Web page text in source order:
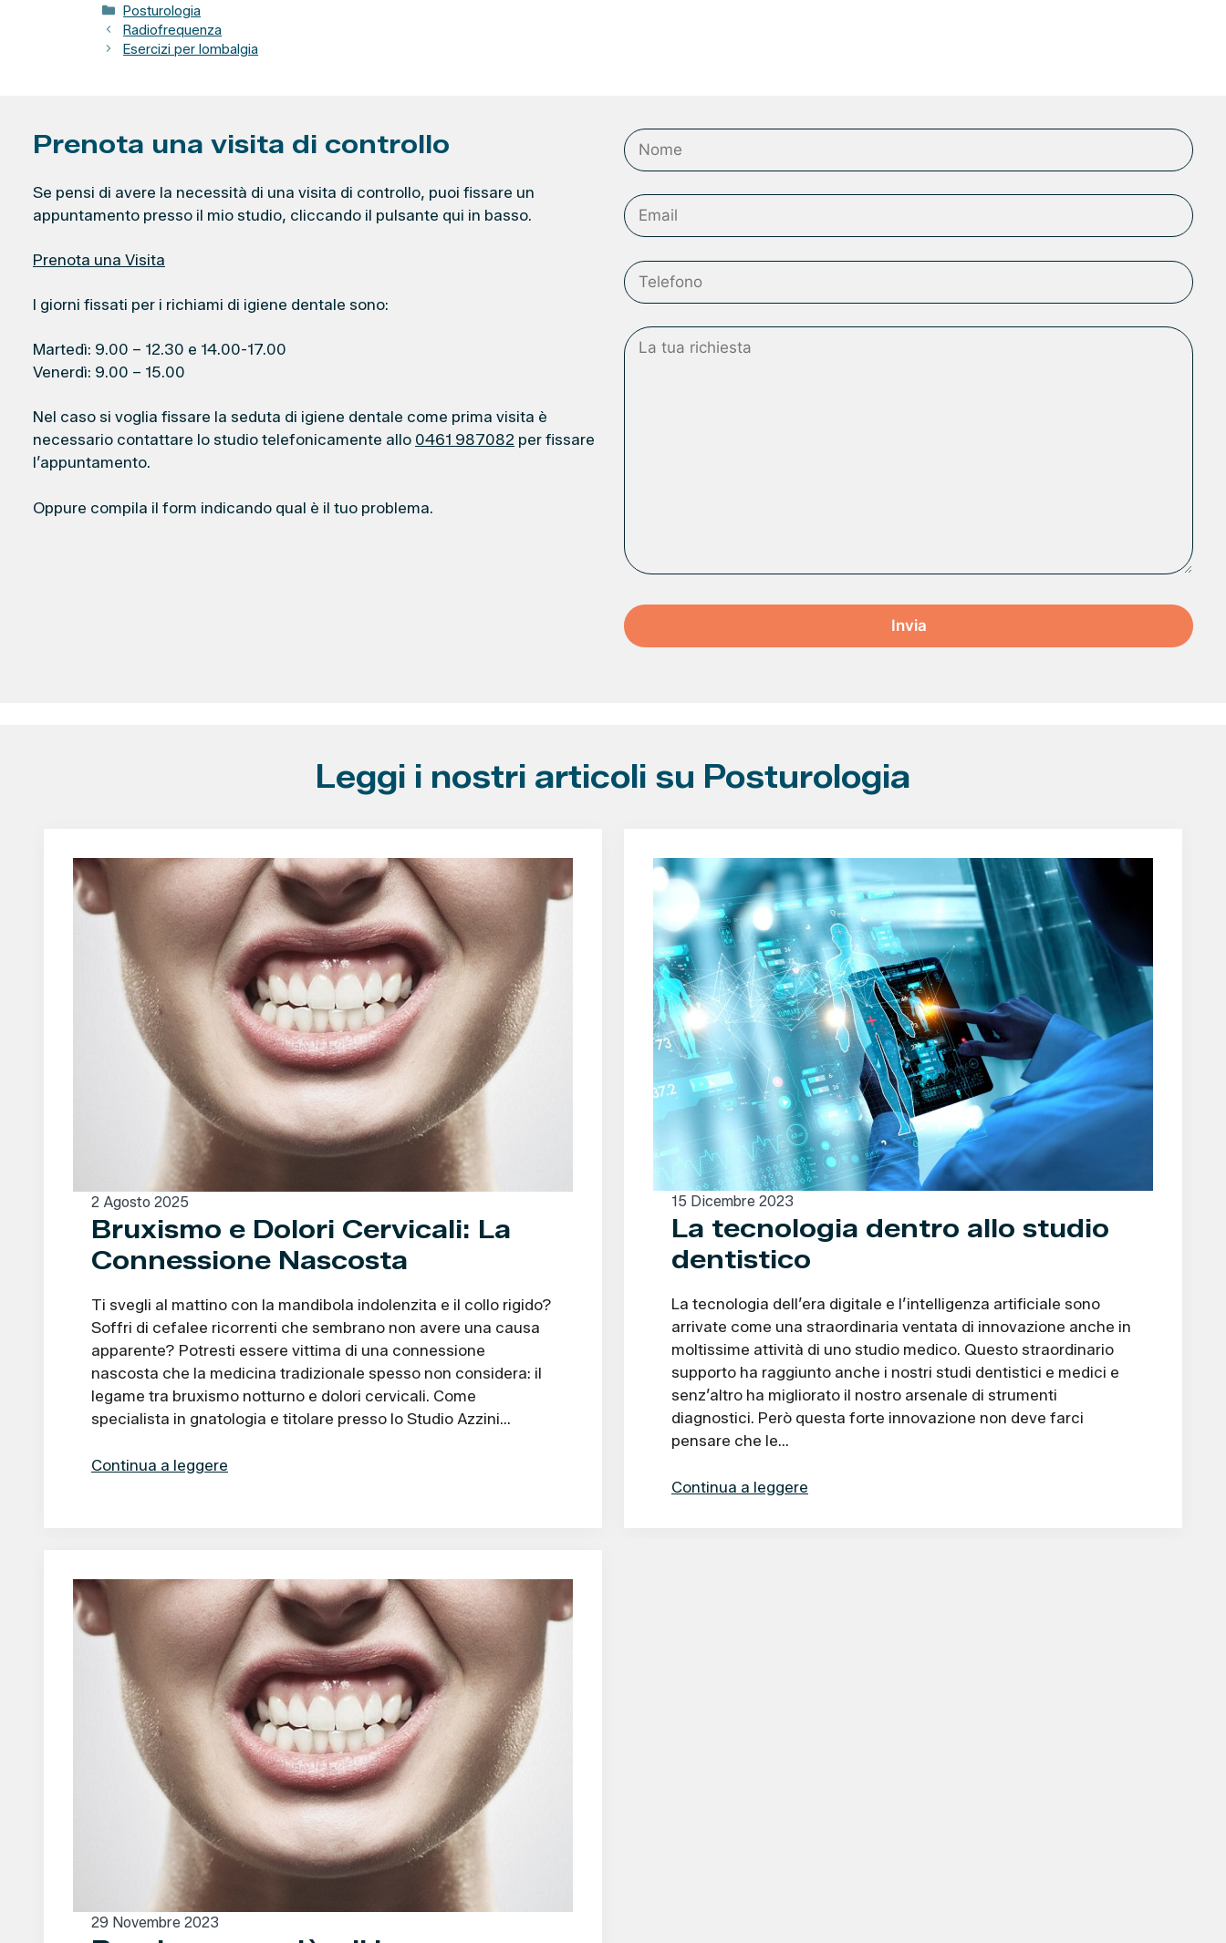
C
a
t
i
Posturologia
Radiofrequenza
Esercizi per lombalgia
Prenota una visita di controllo
Se pensi di avere la necessità di una visita di controllo, puoi fissare un
appuntamento presso il mio studio, cliccando il pulsante qui in basso.
Prenota una Visita
I giorni fissati per i richiami di igiene dentale sono:
Martedì: 9.00 – 12.30 e 14.00-17.00
Venerdì: 9.00 – 15.00
Nel caso si voglia fissare la seduta di igiene dentale come prima visita è
necessario contattare lo studio telefonicamente allo 0461 987082 per fissare
l’appuntamento.
Oppure compila il form indicando qual è il tuo problema.
Leggi i nostri articoli su Posturologia
2 Agosto 2025
Bruxismo e Dolori Cervicali: La
Connessione Nascosta
Ti svegli al mattino con la mandibola indolenzita e il collo rigido?
Soffri di cefalee ricorrenti che sembrano non avere una causa
apparente? Potresti essere vittima di una connessione
nascosta che la medicina tradizionale spesso non considera: il
legame tra bruxismo notturno e dolori cervicali. Come
specialista in gnatologia e titolare presso lo Studio Azzini…
Continua a leggere
15 Dicembre 2023
La tecnologia dentro allo studio
dentistico
La tecnologia dell’era digitale e l’intelligenza artificiale sono
arrivate come una straordinaria ventata di innovazione anche in
moltissime attività di uno studio medico. Questo straordinario
supporto ha raggiunto anche i nostri studi dentistici e medici e
senz’altro ha migliorato il nostro arsenale di strumenti
diagnostici. Però questa forte innovazione non deve farci
pensare che le…
Continua a leggere
29 Novembre 2023